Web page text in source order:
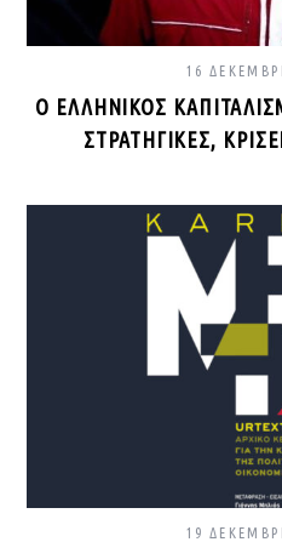
16
Ο ΕΛΛΗΝΙΚΌΣ
ΣΤΡΑΤΗΓΙΚΈΣ,
19